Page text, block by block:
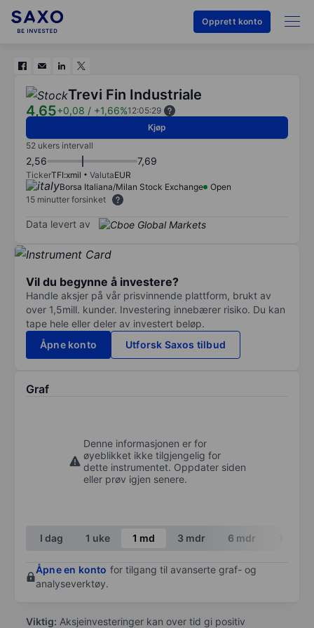
Opprett konto
Trevi Fin Industriale
4,65+0,08 / +1,66%12:05:29
Kjøp
52 ukers intervall
2,56 7,69
TickerTFI:xmil ValutaEUR
Borsa Italiana/Milan Stock Exchange
Open
15 minutter forsinket
Data levert av
Vil du begynne å investere?
Handle aksjer på vår prisvinnende plattform, brukt av
over 1,5mill. kunder. Investering innebærer risiko. Du kan
tape hele eller deler av investert beløp.
Åpne konto
Utforsk Saxos tilbud
Graf
Denne informasjonen er for
øyeblikket ikke tilgjengelig for
dette instrumentet. Oppdater siden
eller prøv igjen senere.
I dag 1 uke 1 md 3 mdr 6 mdr
Åpne en konto for tilgang til avanserte graf- og
analyseverktøy.
Viktig: Aksjeinvesteringer kan over tid gi positiv